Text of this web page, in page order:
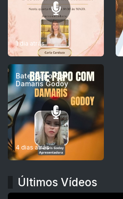
1 dia atrás
Bate-Papo Com
Damaris Godoy
4 dias atrás
Últimos Vídeos